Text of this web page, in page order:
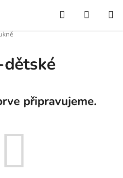
Hledat
KOŠÍK
připravujeme.